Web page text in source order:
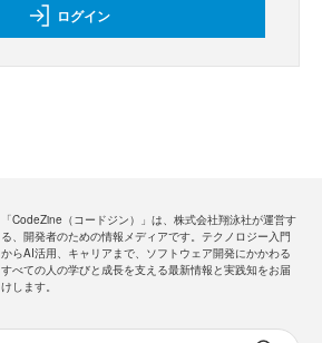
ログイン
「CodeZine（コードジン）」は、株式会社翔泳社が運営す
る、開発者のための情報メディアです。テクノロジー入門
からAI活用、キャリアまで、ソフトウェア開発にかかわる
すべての人の学びと成長を支える最新情報と実践知をお届
けします。